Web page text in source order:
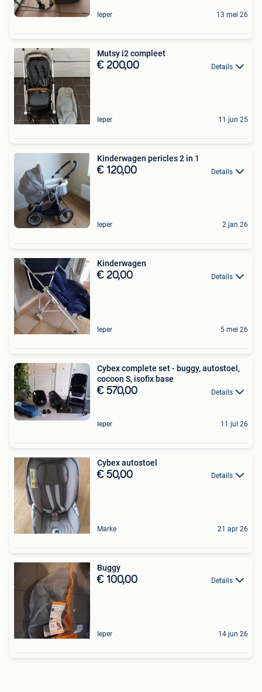
Ieper 13 mei 26
Mutsy i2 compleet
€ 200,00 Details
Ieper 11 jun 25
Kinderwagen pericles 2 in 1
€ 120,00 Details
Ieper 2 jan 26
Kinderwagen
€ 20,00 Details
Ieper 5 mei 26
Cybex complete set - buggy, autostoel,
cocoon S, isofix base
€ 570,00 Details
Ieper 11 jul 26
Cybex autostoel
€ 50,00 Details
Marke 21 apr 26
Buggy
€ 100,00 Details
Ieper 14 jun 26